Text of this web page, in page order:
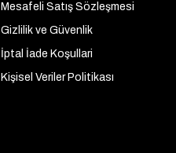
Mesafeli Satış Sözleşmesi
Gizlilik ve Güvenlik
İptal İade Koşullari
Kişisel Veriler Politikası